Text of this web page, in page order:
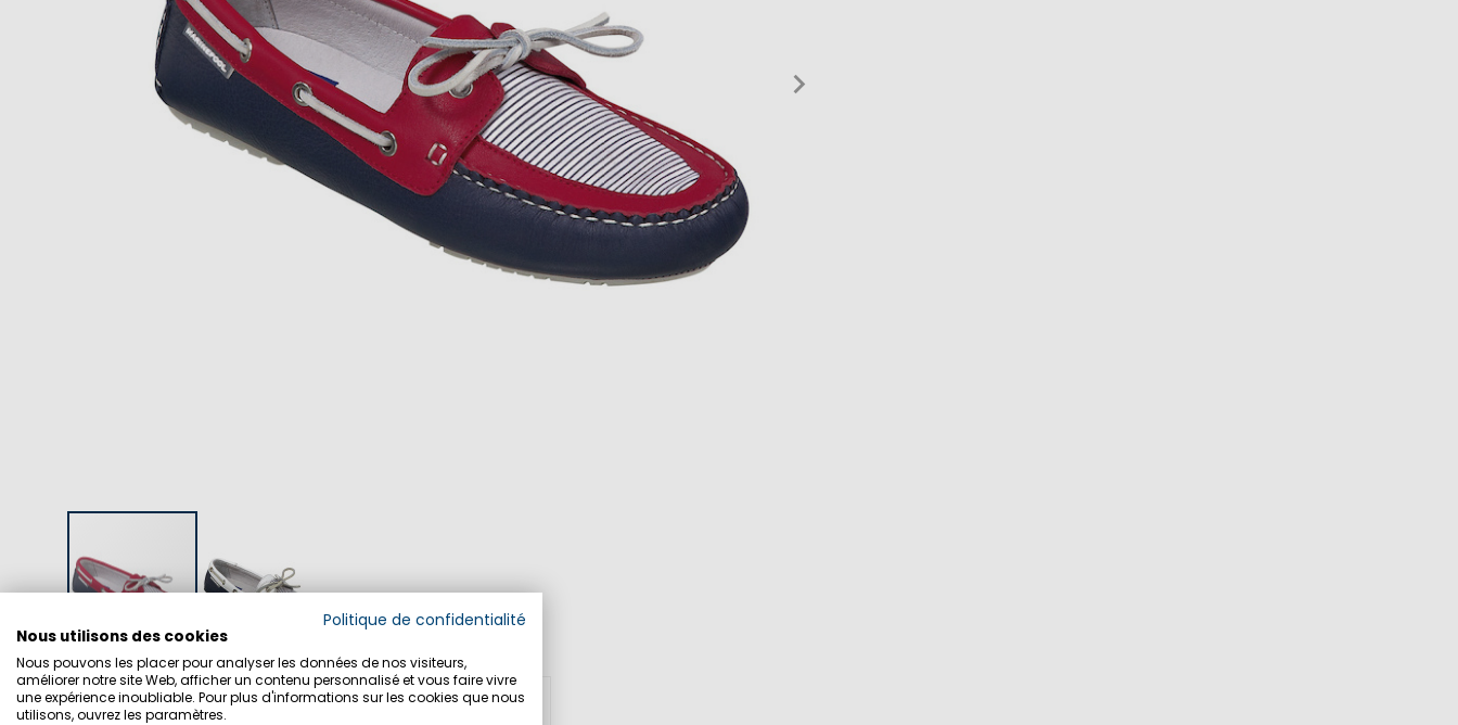
DÉTAILS TAILLES SÉCURITÉ DU PRODUIT
Politique de confidentialité
Nous utilisons des cookies
Nous pouvons les placer pour analyser les données de nos visiteurs,
améliorer notre site Web, afficher un contenu personnalisé et vous faire vivre
une expérience inoubliable. Pour plus d'informations sur les cookies que nous
utilisons, ouvrez les paramètres.